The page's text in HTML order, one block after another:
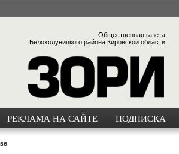
Общественная газета
Белохолуницкого района Кировской области
РЕКЛАМА НА САЙТЕ ПОДПИСКА